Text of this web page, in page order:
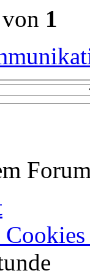
von 1